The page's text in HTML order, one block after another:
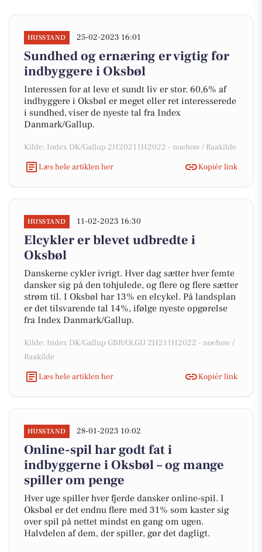
HUSSTAND 25-02-2023 16:01
Sundhed og ernæring er vigtig for
indbyggere i Oksbøl
Interessen for at leve et sundt liv er stor. 60,6% af
indbyggere i Oksbøl er meget eller ret interesserede
i sundhed, viser de nyeste tal fra Index
Danmark/Gallup.
Kilde: Index DK/Gallup 2H20211H2022 - noehow / Raakilde
Læs hele artiklen her
Kopiér link
HUSSTAND 11-02-2023 16:30
Elcykler er blevet udbredte i
Oksbøl
Danskerne cykler ivrigt. Hver dag sætter hver femte
dansker sig på den tohjulede, og flere og flere sætter
strøm til. I Oksbøl har 13% en elcykel. På landsplan
er det tilsvarende tal 14%, ifølge nyeste opgørelse
fra Index Danmark/Gallup.
Kilde: Index DK/Gallup GBR/OLGU 2H211H2022 - noehow /
Raakilde
Læs hele artiklen her
Kopiér link
HUSSTAND 28-01-2023 10:02
Online-spil har godt fat i
indbyggerne i Oksbøl – og mange
spiller om penge
Hver uge spiller hver fjerde dansker online-spil. I
Oksbøl er det endnu flere med 31% som kaster sig
over spil på nettet mindst en gang om ugen.
Halvdelen af dem, der spiller, gør det dagligt.